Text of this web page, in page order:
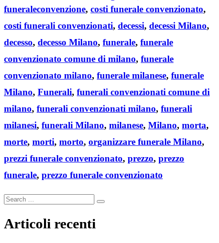
funeraleTags
convenzione, costi funerale convenzionato,
costi funerali convenzionati, decessi, decessi Milano,
decesso, decesso Milano, funerale, funerale
convenzionato comune di milano, funerale
convenzionato milano, funerale milanese, funerale
Milano, Funerali, funerali convenzionati comune di
milano, funerali convenzionati milano, funerali
milanesi, funerali Milano, milanese, Milano, morta,
morte, morti, morto, organizzare funerale Milano,
prezzi funerale convenzionato, prezzo, prezzo
funerale, prezzo funerale convenzionato
Search
Search
Articoli recenti